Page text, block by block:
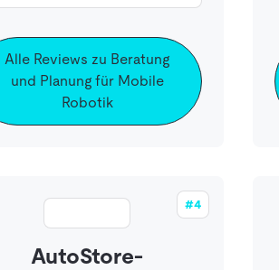
Alle Reviews zu Beratung
und Planung für Mobile
Robotik
#4
AutoStore-